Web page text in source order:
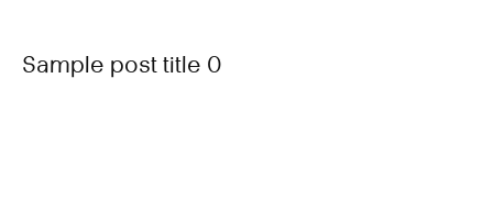
Sample post title 0